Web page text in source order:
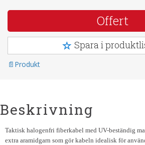
Offert
Spara i
Produkt
Beskrivning
Taktisk halogenfri fiberkabel med UV-beständig
extra aramidgarn som gör kabeln idealisk för